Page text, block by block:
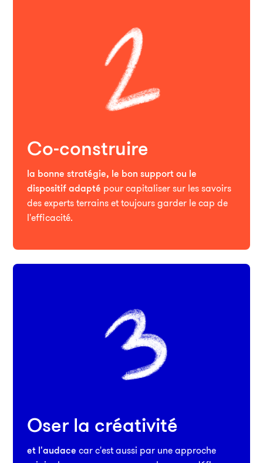
Co-construire
la bonne stratégie, le bon support ou le
dispositif adapté pour capitaliser sur les savoirs
des experts terrains et toujours garder le cap de
l'efficacité.
Oser la créativité
et l'audace car c'est aussi par une approche